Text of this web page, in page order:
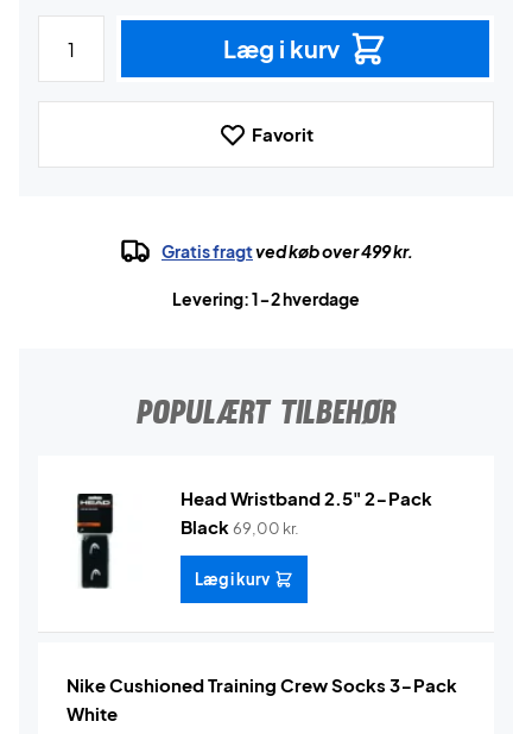
Læg i kurv
Favorit
Gratis fragtved køb over 499 kr.
Levering: 1-2 hverdage
POPULÆRT TILBEHØR
Head Wristband 2.5" 2-Pack
Black69,00 kr.
Læg i kurv
Nike Cushioned Training Crew Socks 3-Pack
White